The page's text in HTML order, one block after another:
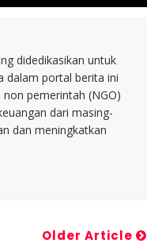
didedikasikan untuk
dalam portal berita ini
pemerintah (NGO)
dari masing-
dan meningkatkan
Older Article